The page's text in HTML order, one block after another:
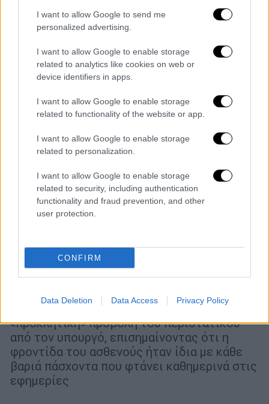
I want to allow Google to send me
personalized advertising.
I want to allow Google to enable storage
related to analytics like cookies on web or
device identifiers in apps.
I want to allow Google to enable storage
related to functionality of the website or app.
I want to allow Google to enable storage
related to personalization.
I want to allow Google to enable storage
related to security, including authentication
functionality and fraud prevention, and other
user protection.
CONFIRM
Data Deletion Data Access Privacy Policy
|22.08.2025 12:21
πολυτραυματία καταγγέλλουν οι
εργαζόμενοι
Το σωματείο των εργαζομένων στο
νοσοκομείο της Νίκαιας καταδίκασε την
«προκλητική» προβολή του περιστατικού
από τον υπουργό, επισημαίνοντας ότι η
φροντίδα του ασθενούς ήταν ίδια με κάθε
βαριά πάσχοντα που φτάνει καθημερινά στις
εφημερίες